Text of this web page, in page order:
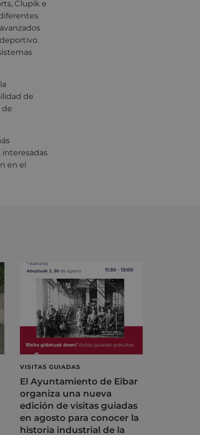
Clupik e
de
de
interesadas
en el
VISITAS GUIADAS
El Ayuntamiento de Eibar
organiza una nueva
edición de visitas guiadas
en agosto para conocer la
historia industrial de la